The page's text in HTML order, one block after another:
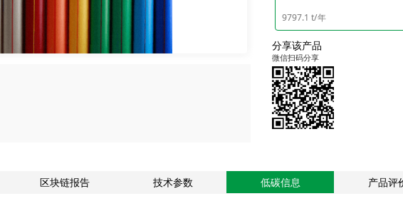
9797.1 t/年
分享该产品
微信扫码分享
区块链报告 技术参数 低碳信息 产品评